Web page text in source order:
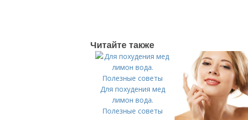
Читайте также
Для похудения мед
лимон вода.
Полезные советы